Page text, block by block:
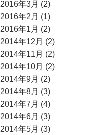
2016年3月 (2)
2016年2月 (1)
2016年1月 (2)
2014年12月 (2)
2014年11月 (2)
2014年10月 (2)
2014年9月 (2)
2014年8月 (3)
2014年7月 (4)
2014年6月 (3)
2014年5月 (3)